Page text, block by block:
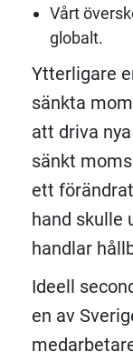
Vårt
globalt.
Ytterligare
sänkta
att driva
sänkt
ett
hand skulle
handlar
Ideell
en av